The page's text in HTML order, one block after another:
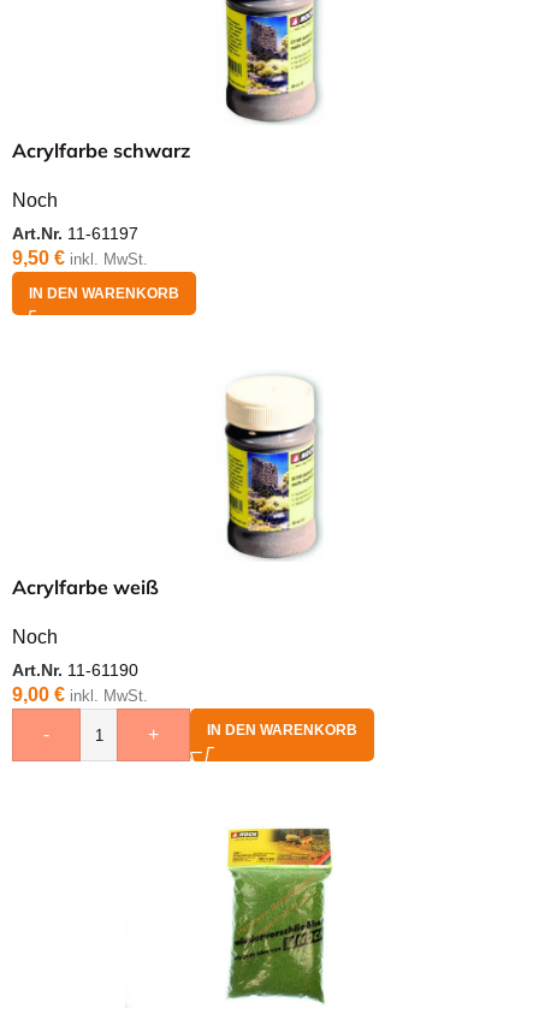
Acrylfarbe schwarz
Noch
Art.Nr. 11-61197
9,50 € inkl. MwSt.
IN DEN WARENKORB
Acrylfarbe weiß
Noch
Art.Nr. 11-61190
9,00 € inkl. MwSt.
- + IN DEN WARENKORB